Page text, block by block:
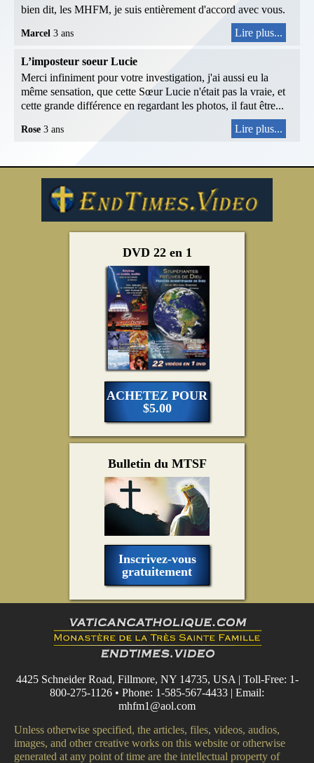
bien dit, les MHFM, je suis entièrement d'accord avec vous.
Marcel 3 ans Lire plus...
L’imposteur soeur Lucie
Merci infiniment pour votre investigation, j'ai aussi eu la
même sensation, que cette Sœur Lucie n'était pas la vraie, et
cette grande différence en regardant les photos, il faut être...
Rose 3 ans Lire plus...
DVD 22 en 1
ACHETEZ POUR
$5.00
Bulletin du MTSF
Inscrivez-vous
gratuitement
4425 Schneider Road, Fillmore, NY 14735, USA | Toll-Free: 1-
800-275-1126 • Phone: 1-585-567-4433 | Email:
mhfm1@aol.com
Unless otherwise specified, the articles, files, videos, audios,
images, and other creative works on this website or otherwise
generated at any point of time are the intellectual property of